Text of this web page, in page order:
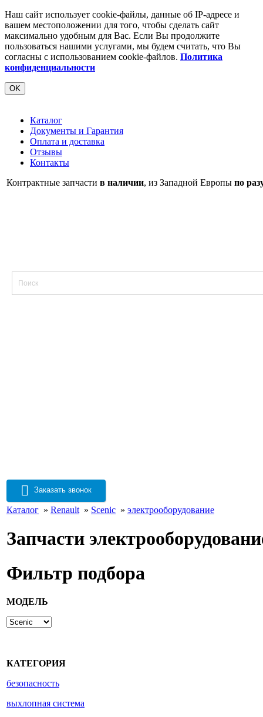
Наш сайт использует cookie-файлы, данные об IP-адресе и
вашем местоположении для того, чтобы сделать сайт
максимально удобным для Вас. Если Вы продолжите
пользоваться нашими услугами, мы будем считать, что Вы
согласны с использованием cookie-файлов. Политика
конфиденциальности
OK
Каталог
Документы и Гарантия
Оплата и доставка
Отзывы
Контакты
Контрактные запчасти в наличии, из Западной Европы по
Заказать звонок
Каталог » Renault » Scenic » электрооборудование
Запчасти
Фильтр подбора
МОДЕЛЬ
КАТЕГОРИЯ
безопасность
выхлопная система